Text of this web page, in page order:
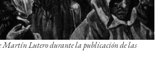
Martín Lutero durante la publicación de las